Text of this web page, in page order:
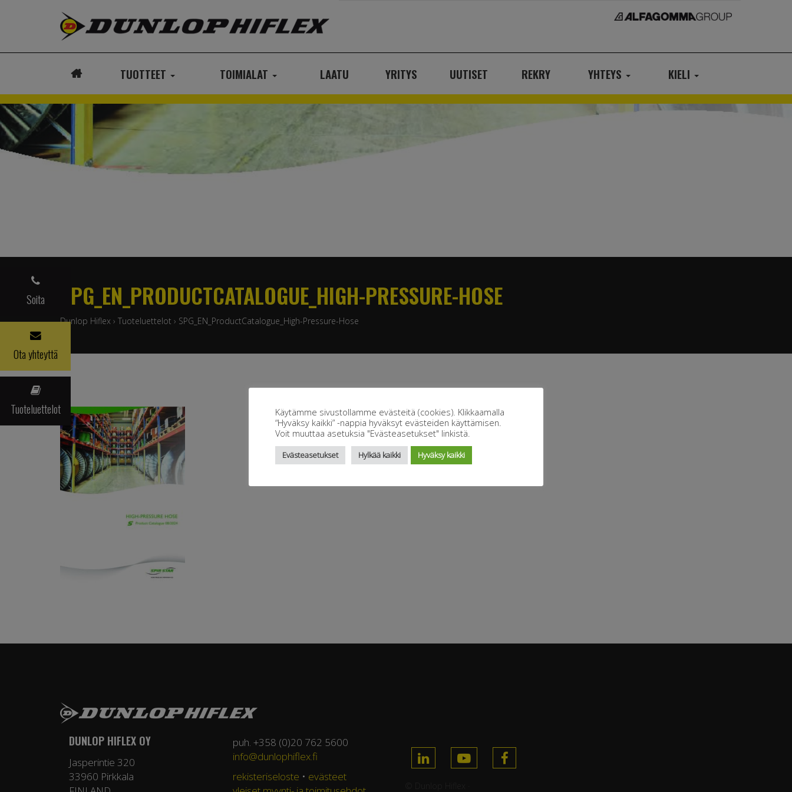
TUOTTEET TOIMIALAT LAATU YRITYS UUTISET REKRY YHTEYS KIELI
Soita
Ota yhteyttä
Tuoteluettelot
SPG_EN_PRODUCTCATALOGUE_HIGH-PRESSURE-HOSE
Dunlop Hiflex › Tuoteluettelot › SPG_EN_ProductCatalogue_High-Pressure-Hose
DUNLOP HIFLEX OY
Jasperintie 320
33960 Pirkkala
puh. +358 (0)20 762 5600
info@dunlophiflex.fi
rekisteriseloste • evästeet
Käytämme sivustollamme evästeitä (cookies). Klikkaamalla
“Hyväksy kaikki” -nappia hyväksyt evästeiden käyttämisen.
Voit muuttaa asetuksia "Evästeasetukset" linkistä.
Evästeasetukset Hylkää kaikki Hyväksy kaikki